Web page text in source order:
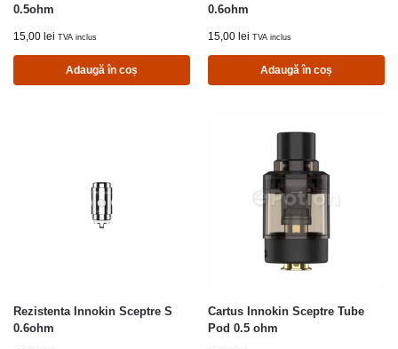
0.5ohm
15,00 lei TVA inclus
Adaugă în coș
0.6ohm
15,00 lei TVA inclus
Adaugă în coș
Rezistenta Innokin Sceptre S
0.6ohm
Cartus Innokin Sceptre Tube
Pod 0.5 ohm